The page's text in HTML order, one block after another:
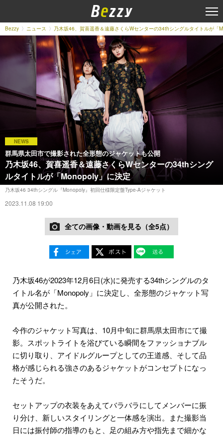
Bezzy ニュース 乃木坂46、賀喜遥香＆遠藤さくらWセンターの34thシングルタイトルが「
NEWS
群馬県太田市で撮影された全形態のジャケットも公開
乃木坂46、賀喜遥香＆遠藤さくらWセンターの34thシング
ルタイトルが「Monopoly」に決定
乃木坂46 34thシングル『Monopoly』初回仕様限定盤Type-Aジャケット
2023.11.08 19:00
全ての画像・動画を見る（全5点）
乃木坂46が2023年12月6日(水)に発売する34thシングルのタ
イトル名が「Monopoly」に決定し、全形態のジャケット写
真が公開された。
今作のジャケット写真は、10月中旬に群馬県太田市にて撮
影。スポットライトを浴びている瞬間をファッショナブル
に切り取り、アイドルグループとしての王道感、そして品
格が感じられる強さのあるジャケットがコンセプトになっ
たそうだ。
セットアップの衣装をあえてバラバラにしてメンバーに振
り分け、新しいスタイリングと一体感を演出。また撮影当
日には振付師の指導のもと、足の組み方や指先まで細かな